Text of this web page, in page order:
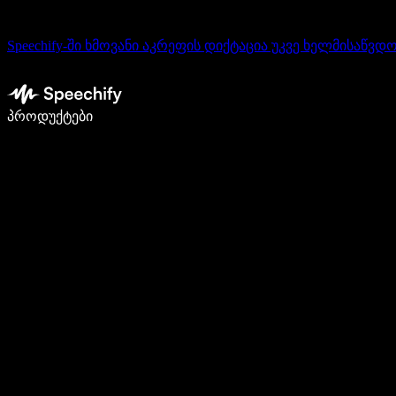
Speechify-ში ხმოვანი აკრეფის დიქტაცია უკვე
პროდუქტები
დაწერე 5-ჯერ სწრაფად ხმით კარნახით